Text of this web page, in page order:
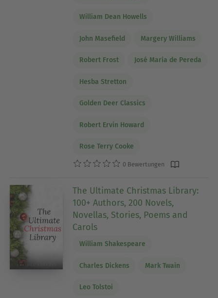
William Dean Howells
John Masefield Margery Williams
Robert Frost José María de Pereda
Hesba Stretton
Golden Deer Classics
Robert Ervin Howard
Rose Terry Cooke
0 Bewertungen
The Ultimate Christmas Library:
100+ Authors, 200 Novels,
Novellas, Stories, Poems and
Carols
William Shakespeare
Charles Dickens Mark Twain
Leo Tolstoi